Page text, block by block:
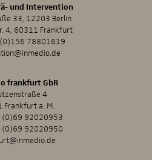
und Intervention
33, 12203 Berlin
4, 60311 Frankfurt
78801619
frankfurt GbR
4
Frankfurt a. M.
(0)69 92020953
(0)69 92020950